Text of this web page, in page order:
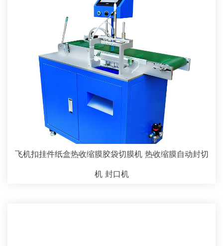
飞机扣挂件纸盒热收缩膜胶袋切膜机 热收缩膜自动封切
机 封口机